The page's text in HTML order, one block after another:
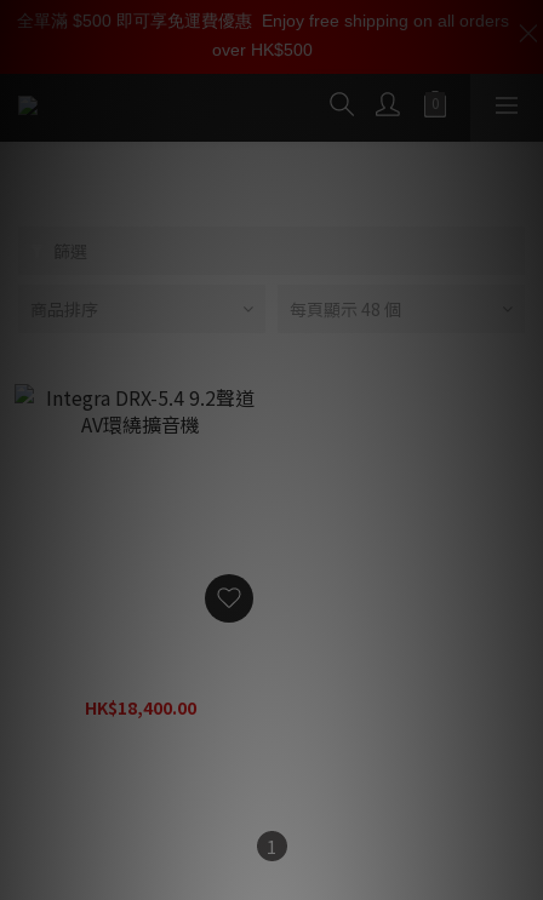
商品排序 每頁顯示 48 個
HK$18,400.00
1
加入雅詠尊尚會員，即享【$1000迎新購物金】【點數回贈 1點數
=1HKD】 獨家會員價
全單滿 $500 即可享免運費優惠
Enjoy free shipping on all orders
over HK$500